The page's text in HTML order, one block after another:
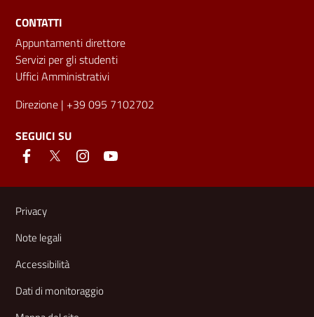
CONTATTI
Appuntamenti direttore
Servizi per gli studenti
Uffici Amministrativi
Direzione | +39 095 7102702
SEGUICI SU
Link e informazioni utili
Privacy
Note legali
Accessibilità
Dati di monitoraggio